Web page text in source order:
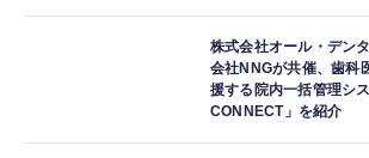
株式会社オール・デン
会社NNGが共催、歯科
援する院内一括管理シ
CONNECT」を紹介